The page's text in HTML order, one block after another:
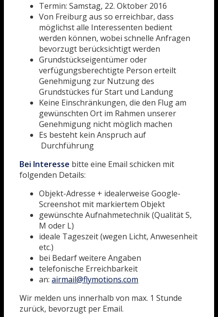
Termin: Samstag, 22. Oktober 2016
Von Freiburg aus so erreichbar, dass
möglichst alle Interessenten bedient
werden können, wobei schnelle Anfragen
bevorzugt berücksichtigt werden
Grundstückseigentümer oder
verfügungsberechtigte Person erteilt
Genehmigung zur Nutzung des
Grundstückes für Start und Landung
Keine Einschränkungen, die den Flug am
gewünschten Ort im Rahmen unserer
Genehmigung nicht möglich machen
Es besteht kein Anspruch auf
Durchführung
Bei Interesse bitte eine Email schicken mit
folgenden Details:
Objekt-Adresse + idealerweise Google-
Screenshot mit markiertem Objekt
gewünschte Aufnahmetechnik (Qualität S,
M oder L)
ideale Tageszeit (wegen Licht, Anwesenheit
etc.)
bei Bedarf weitere Angaben
telefonische Erreichbarkeit
an:airmail@flymotions.com
Wir melden uns innerhalb von max. 1 Stunde
zurück, bevorzugt per Email.